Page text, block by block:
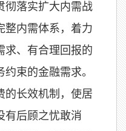
彻落实扩大内需战
整内需体系，着力
求、有合理回报的
束的金融需求。
的长效机制，使居
有后顾之忧敢消